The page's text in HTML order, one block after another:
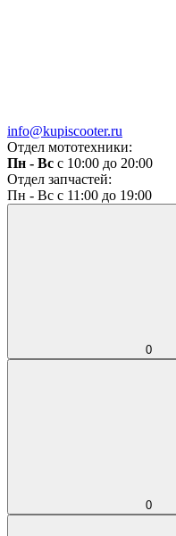
info@kupiscooter.ru
Отдел мототехники:
Пн - Вс с 10:00 до 20:00
Отдел запчастей:
Пн - Вс с 11:00 до 19:00
0
0